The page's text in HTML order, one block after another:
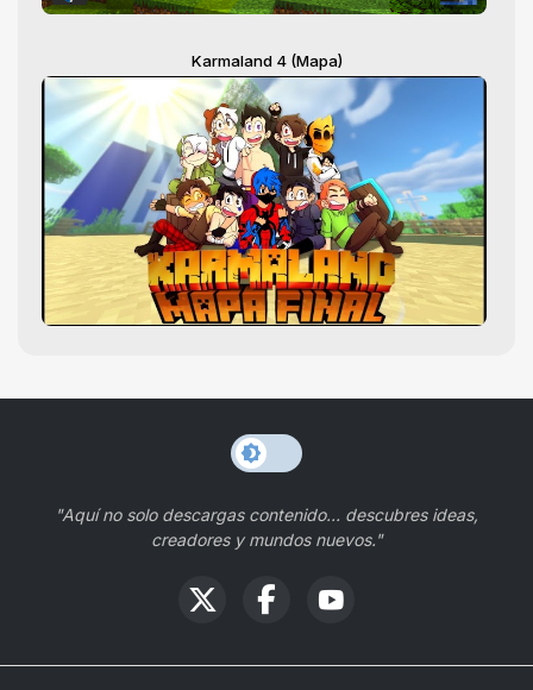
Karmaland 4 (Mapa)
"Aquí no solo descargas contenido… descubres ideas,
creadores y mundos nuevos."